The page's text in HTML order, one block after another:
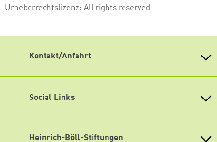
Urheberrechtslizenz: All rights reserved
Kontakt/Anfahrt
Antonstraße 31
eMail info(at)weiterdenken.de
Social Links
Bluesky
Heinrich-Böll-Stiftungen